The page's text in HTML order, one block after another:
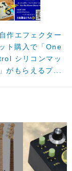
作エフェクター
ト購入で「One
シリコンマッ
がもらえるプ...